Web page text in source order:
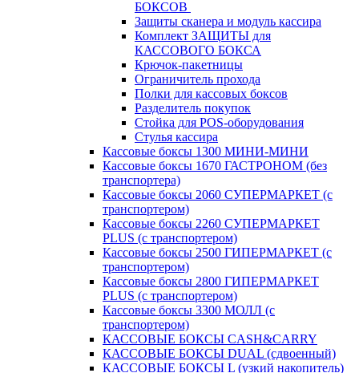
БОКСОВ
Защиты сканера и модуль кассира
Комплект ЗАЩИТЫ для
КАССОВОГО БОКСА
Крючок-пакетницы
Ограничитель прохода
Полки для кассовых боксов
Разделитель покупок
Стойка для POS-оборудования
Стулья кассира
Кассовые боксы 1300 МИНИ-МИНИ
Кассовые боксы 1670 ГАСТРОНОМ (без
транспортера)
Кассовые боксы 2060 СУПЕРМАРКЕТ (с
транспортером)
Кассовые боксы 2260 СУПЕРМАРКЕТ
PLUS (с транспортером)
Кассовые боксы 2500 ГИПЕРМАРКЕТ (с
транспортером)
Кассовые боксы 2800 ГИПЕРМАРКЕТ
PLUS (с транспортером)
Кассовые боксы 3300 МОЛЛ (с
транспортером)
КАССОВЫЕ БОКСЫ CASH&CARRY
КАССОВЫЕ БОКСЫ DUAL (сдвоенный)
КАССОВЫЕ БОКСЫ L (узкий накопитель)